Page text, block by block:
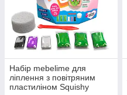
Набір mebelime для
ліплення з повітряним
пластиліном Squishy